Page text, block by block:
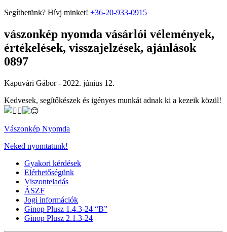
Segíthetünk? Hívj minket! +36-20-933-0915
vászonkép nyomda vásárlói vélemények,
értékelések, visszajelzések, ajánlások
0897
Kapuvári Gábor - 2022. június 12.
Kedvesek, segítőkészek és igényes munkát adnak ki a kezeik közül!
Vászonkép Nyomda
Neked nyomtatunk!
Gyakori kérdések
Elérhetőségünk
Viszonteladás
ÁSZF
Jogi információk
Ginop Plusz 1.4.3-24 “B”
Ginop Plusz 2.1.3-24